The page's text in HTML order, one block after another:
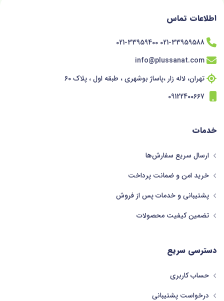
اطلاعات تماس
021-33959588 021-33959400
info@plussanat.com
تهران، لاله زار ،پاساژ بوشهری ، طبقه اول ، پلاک 60
09122400667
خدمات
ارسال سریع سفارش‌ها
خرید امن و ضمانت پرداخت
پشتیبانی و خدمات پس از فروش
تضمین کیفیت محصولات
دسترسی سریع
حساب کاربری
درخواست پشتیبانی